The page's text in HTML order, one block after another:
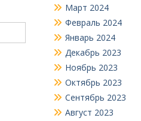
Март 2024
Февраль 2024
Январь 2024
Декабрь 2023
Ноябрь 2023
Октябрь 2023
Сентябрь 2023
Август 2023